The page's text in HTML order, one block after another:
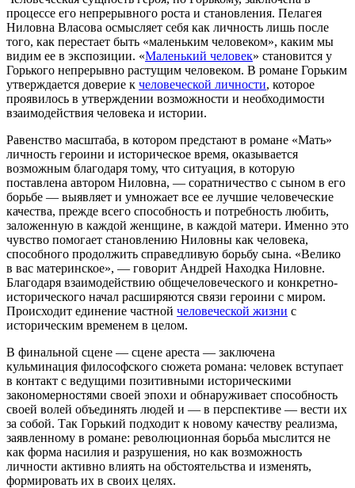
процессе его непрерывного роста и становления. Пелагея
Ниловна Власова осмысляет себя как личность лишь после
того, как перестает быть «маленьким человеком», каким мы
видим ее в экспозиции. «Маленький человек» становится у
Горького непрерывно растущим человеком. В романе Горьким
утверждается доверие к человеческой личности, которое
проявилось в утверждении возможности и необходимости
взаимодействия человека и истории.
Равенство масштаба, в котором предстают в романе «Мать»
личность героини и историческое время, оказывается
возможным благодаря тому, что ситуация, в которую
поставлена автором Ниловна, — соратничество с сыном в его
борьбе — выявляет и умножает все ее лучшие человеческие
качества, прежде всего способность и потребность любить,
заложенную в каждой женщине, в каждой матери. Именно это
чувство помогает становлению Ниловны как человека,
способного продолжить справедливую борьбу сына. «Велико
в вас материнское», — говорит Андрей Находка Ниловне.
Благодаря взаимодействию общечеловеческого и конкретно-
исторического начал расширяются связи героини с миром.
Происходит единение частной человеческой жизни с
историческим временем в целом.
В финальной сцене — сцене ареста — заключена
кульминация философского сюжета романа: человек вступает
в контакт с ведущими позитивными историческими
закономерностями своей эпохи и обнаруживает способность
своей волей объединять людей и — в перспективе — вести их
за собой. Так Горький подходит к новому качеству реализма,
заявленному в романе: революционная борьба мыслится не
как форма насилия и разрушения, но как возможность
личности активно влиять на обстоятельства и изменять,
формировать их в своих целях.